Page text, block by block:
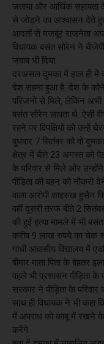
जताया और आर्थिक
से जोड़ने का आश्वासन देते हुए
आदतों से मजबूर राजनेता
विधायक बसंत सोरेन ने
जवाब भी दिया.
दरअसल दुमका में हाल ही में
देश सहमा हुआ है. देश के कोने
परिजनों से मिले, लेकिन
बसंत सोरेन लापता थे. ऐसी
रहने पर विपक्षियों को उन्हें
बुधवार 7 सितंबर को वो
क्षेत्र में बीते 23 अगस्त को
के परिवार से मिले और उन्होंने
पीड़िता की बहन को नौकरी
वाला आरोपी शाहरुख हुसैन
वहीं दूसरी तरफ बीते 2
की हुई हत्या मामले में भी
करीब 9 लाख रुपये का चेक
गांधी आवासीय विद्यालय में
बीमार माता पिता के बेहतर
पहले भी प्रशासन पीड़िता
सरकार ने पीड़िता के
साथ ही विधायक ने भी कहा
में अपराध को काबू में रखने
करेंगे.